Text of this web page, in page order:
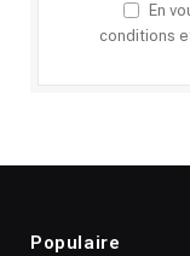
En
conditions
Populaire